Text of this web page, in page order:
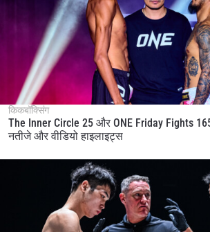
किकबॉक्सिंग
The Inner Circle 25 और ONE Friday Fights
नतीजे और वीडियो हाइलाइट्स
प्रतिद्वंद्वी
इवेंट
हाइलाइट्स देखें
नाम
By submitting this form, you are
under ourPrivacy Policy
. You may
these communications at